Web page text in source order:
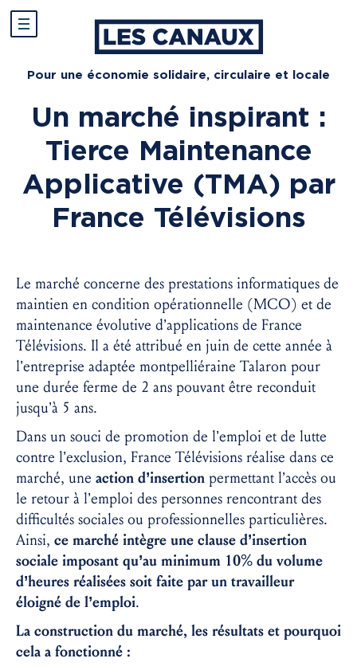
Pour une économie solidaire, circulaire et locale
Un marché inspirant :
Tierce Maintenance
Applicative (TMA) par
France Télévisions
Le marché concerne des prestations informatiques de
maintien en condition opérationnelle (MCO) et de
maintenance évolutive d’applications de France
Télévisions. Il a été attribué en juin de cette année à
l’entreprise adaptée montpelliéraine Talaron pour
une durée ferme de 2 ans pouvant être reconduit
jusqu’à 5 ans.
Dans un souci de promotion de l’emploi et de lutte
contre l’exclusion, France Télévisions réalise dans ce
marché, une action d’insertion permettant l’accès ou
le retour à l’emploi des personnes rencontrant des
difficultés sociales ou professionnelles particulières.
Ainsi, ce marché intègre une clause d’insertion
sociale imposant qu’au minimum 10% du volume
d’heures réalisées soit faite par un travailleur
éloigné de l’emploi.
La construction du marché, les résultats et pourquoi
cela a fonctionné :